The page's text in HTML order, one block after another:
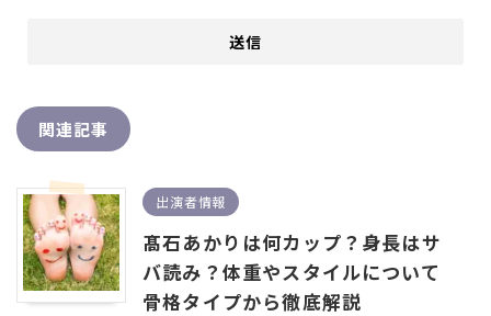
関連記事
出演者情報
髙石あかりは何カップ？身長はサ
バ読み？体重やスタイルについて
骨格タイプから徹底解説